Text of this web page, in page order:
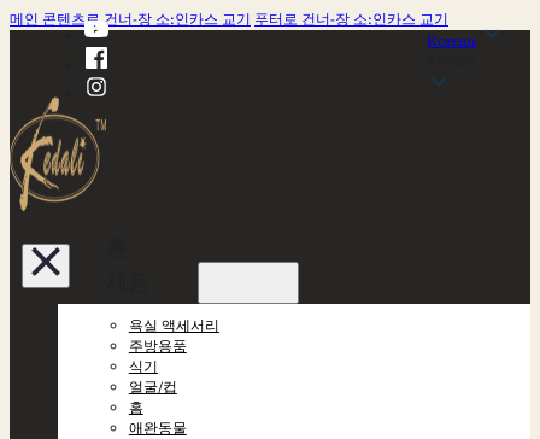
메인 콘텐츠로 건너-장 소:인카스 교기 푸터로 건너-장 소:인카스 교기
Korean
욕실 액세서리
주방용품
식기
얼굴/컵
홈
애완동물